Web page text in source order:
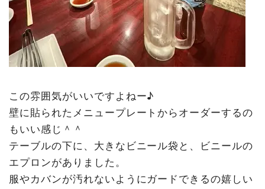
この雰囲気がいいですよねー♪
壁に貼られたメニュープレートからオーダーするの
もいい感じ＾＾
テーブルの下に、大きなビニール袋と、ビニールの
エプロンがありました。
服やカバンが汚れないようにガードできるの嬉しい